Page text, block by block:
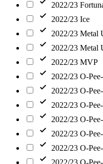
2022/23
2022/23 Ice
2022/23 Metal
2022/23 Metal
2022/23 MVP
2022/23 O-
2022/23 O-
2022/23 O-
2022/23 O-
2022/23 O-
2022/23 O-
2022/23 O-